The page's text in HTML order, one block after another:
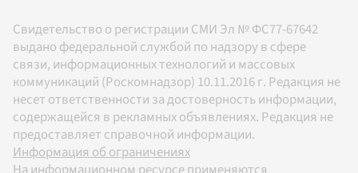
Свидетельство о регистрации СМИ Эл № ФС77-67642
выдано федеральной службой по надзору в сфере
связи, информационных технологий и массовых
коммуникаций (Роскомнадзор) 10.11.2016 г. Редакция не
несет ответственности за достоверность информации,
содержащейся в рекламных объявлениях. Редакция не
предоставляет справочной информации.
Информация об ограничениях